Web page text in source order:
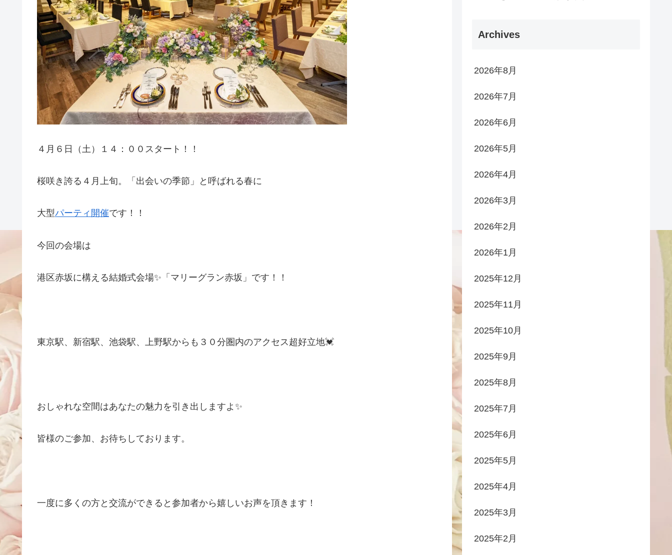
４月６日（土）１４：００スタート！！
桜咲き誇る４月上旬。「出会いの季節」と呼ばれる春に
大型パーティ開催です！！
今回の会場は
港区赤坂に構える結婚式会場✨「マリーグラン赤坂」です！！
東京駅、新宿駅、池袋駅、上野駅からも３０分圏内のアクセス超好立地💓
おしゃれな空間はあなたの魅力を引き出しますよ✨
皆様のご参加、お待ちしております。
一度に多くの方と交流ができると参加者から嬉しいお声を頂きます！
Archives
2026年8月
2026年7月
2026年6月
2026年5月
2026年4月
2026年3月
2026年2月
2026年1月
2025年12月
2025年11月
2025年10月
2025年9月
2025年8月
2025年7月
2025年6月
2025年5月
2025年4月
2025年3月
2025年2月